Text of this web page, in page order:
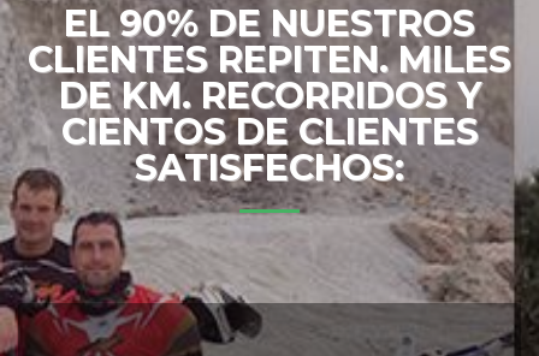
EL 90% DE NUESTROS
CLIENTES REPITEN. MILES
DE KM. RECORRIDOS Y
CIENTOS DE CLIENTES
SATISFECHOS: